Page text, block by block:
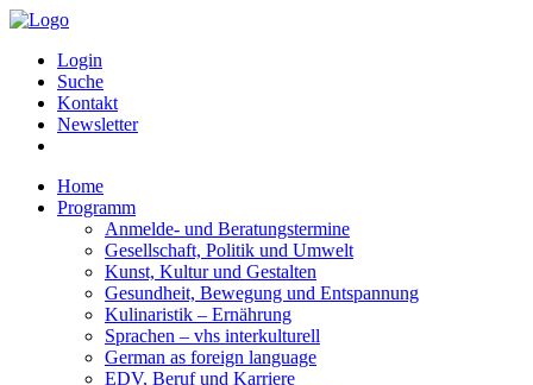
Login
Suche
Kontakt
Newsletter
Home
Programm
Anmelde- und Beratungstermine
Gesellschaft, Politik und Umwelt
Kunst, Kultur und Gestalten
Gesundheit, Bewegung und Entspannung
Kulinaristik – Ernährung
Sprachen – vhs interkulturell
German as foreign language
EDV, Beruf und Karriere